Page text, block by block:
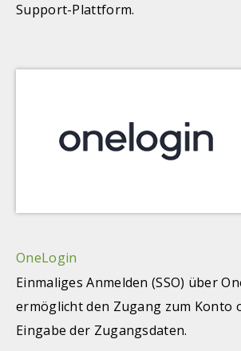
Support-Plattform.
OneLogin
Einmaliges Anmelden (SSO) über
ermöglicht den Zugang zum Konto
Eingabe der Zugangsdaten.